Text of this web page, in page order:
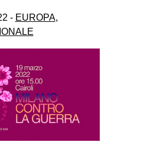
- EUROPA,